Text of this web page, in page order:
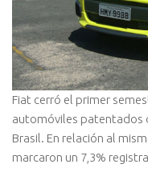
Fiat cerró el primer
automóviles patentados
Brasil. En relación al
marcaron un 7,3%